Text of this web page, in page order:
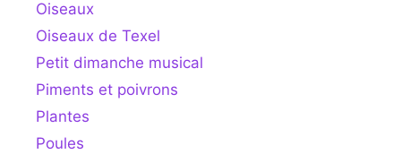
Oiseaux
Oiseaux de Texel
Petit dimanche musical
Piments et poivrons
Plantes
Poules